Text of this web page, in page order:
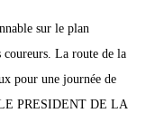
sur le plan
coureurs. La route de la
pour une journée de
PRESIDENT DE LA